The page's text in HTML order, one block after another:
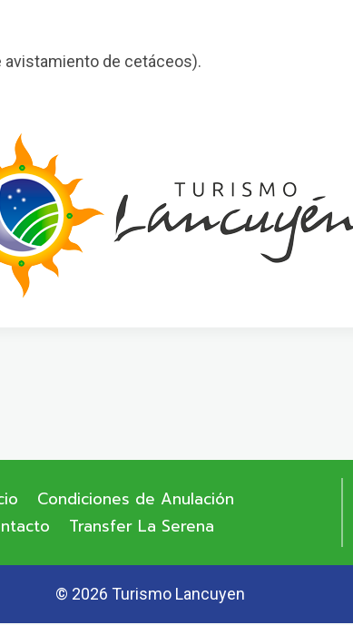
avistamiento de cetáceos).
Condiciones de Anulación
Transfer La Serena
© 2026 Turismo Lancuyen